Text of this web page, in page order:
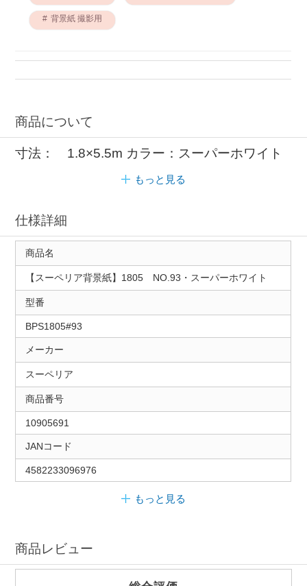
背景紙 撮影用
商品について
寸法： 1.8×5.5m カラー：スーパーホワイト
もっと見る
仕様詳細
商品名
【スーペリア背景紙】1805 NO.93・スーパーホワイト
型番
BPS1805#93
メーカー
スーペリア
商品番号
10905691
JANコード
4582233096976
もっと見る
商品レビュー